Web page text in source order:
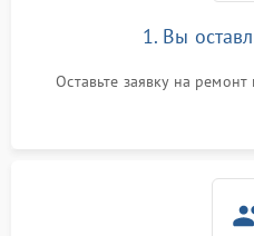
Не работают сенсорные
1. Вы
Оставьте заявку на